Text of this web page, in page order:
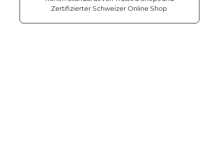
Zertifizierter Schweizer Online Shop.